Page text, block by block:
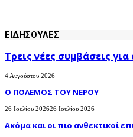
ΕΙΔΗΣΟΥΛΕΣ
Τρεις νέες συμβάσεις
4 Αυγούστου 2026
Ο ΠΟΛΕΜΟΣ ΤΟΥ ΝΕΡΟΥ
26 Ιουλίου 202626 Ιουλίου 2026
Ακόμα και οι πιο ανθεκτικοί